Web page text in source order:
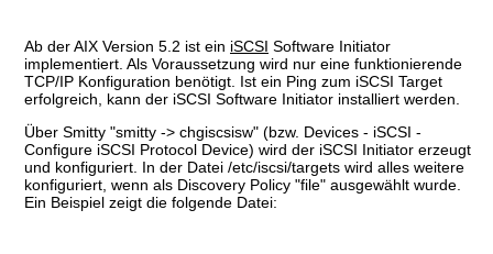
Ab der AIX Version 5.2 ist ein iSCSI Software Initiator
implementiert. Als Voraussetzung wird nur eine funktionierende
TCP/IP Konfiguration benötigt. Ist ein Ping zum iSCSI Target
erfolgreich, kann der iSCSI Software Initiator installiert werden.
Über Smitty "smitty -> chgiscsisw" (bzw. Devices - iSCSI -
Configure iSCSI Protocol Device) wird der iSCSI Initiator erzeugt
und konfiguriert. In der Datei /etc/iscsi/targets wird alles weitere
konfiguriert, wenn als Discovery Policy "file" ausgewählt wurde.
Ein Beispiel zeigt die folgende Datei: